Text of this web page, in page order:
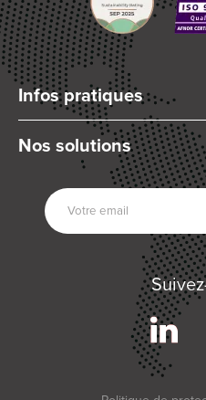
Infos pratiques
Qui sommes-nous ?
Articles et Actualités
Nos partenaires
Nous rejoindre
Conditions Générales de
Nos solutions
Mélange planétaire
Technologies de dosage